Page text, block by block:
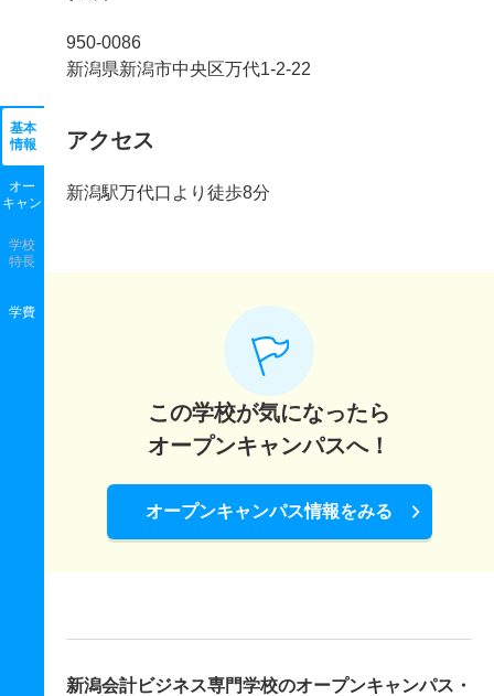
基本
情報
オー
キャン
学校
特長
学費
950-0086
新潟県新潟市中央区万代1-2-22
アクセス
新潟駅万代口より徒歩8分
この学校が気になったら
オープンキャンパスへ！
オープンキャンパス情報をみる
新潟会計ビジネス専門学校のオープンキャンパス・